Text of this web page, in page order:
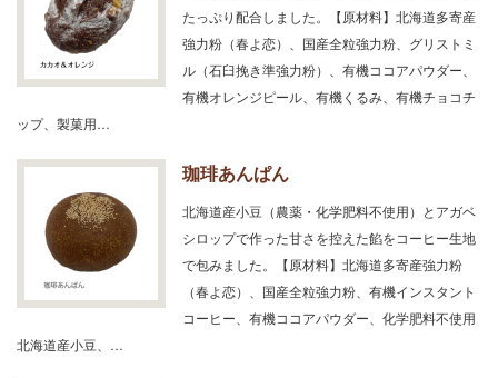
たっぷり配合しました。【原材料】北海道多寄産
強力粉（春よ恋）、国産全粒強力粉、グリストミ
ル（石臼挽き準強力粉）、有機ココアパウダー、
有機オレンジピール、有機くるみ、有機チョコチ
ップ、製菓用…
珈琲あんぱん
北海道産小豆（農薬・化学肥料不使用）とアガベ
シロップで作った甘さを控えた餡をコーヒー生地
で包みました。【原材料】北海道多寄産強力粉
（春よ恋）、国産全粒強力粉、有機インスタント
コーヒー、有機ココアパウダー、化学肥料不使用
北海道産小豆、…